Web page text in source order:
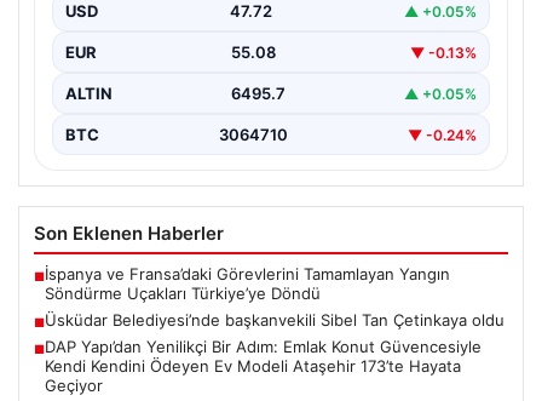
USD 47.72 ▲ +0.05%
EUR 55.08 ▼ -0.13%
ALTIN 6495.7 ▲ +0.05%
BTC 3064710 ▼ -0.24%
Son Eklenen Haberler
■İspanya ve Fransa’daki Görevlerini Tamamlayan Yangın
Söndürme Uçakları Türkiye’ye Döndü
■Üsküdar Belediyesi’nde başkanvekili Sibel Tan Çetinkaya oldu
■DAP Yapı’dan Yenilikçi Bir Adım: Emlak Konut Güvencesiyle
Kendi Kendini Ödeyen Ev Modeli Ataşehir 173’te Hayata
Geçiyor